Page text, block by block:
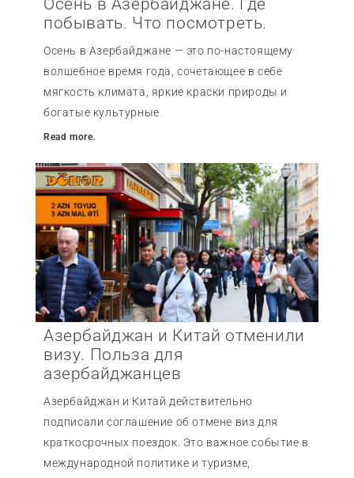
побывать. Что посмотреть.
Осень в Азербайджане — это по-настоящему
волшебное время года, сочетающее в себе
мягкость климата, яркие краски природы и
богатые культурные
Read more.
Азербайджан и Китай отменили
визу. Польза для
азербайджанцев
Азербайджан и Китай действительно
подписали соглашение об отмене виз для
краткосрочных поездок. Это важное событие в
международной политике и туризме,